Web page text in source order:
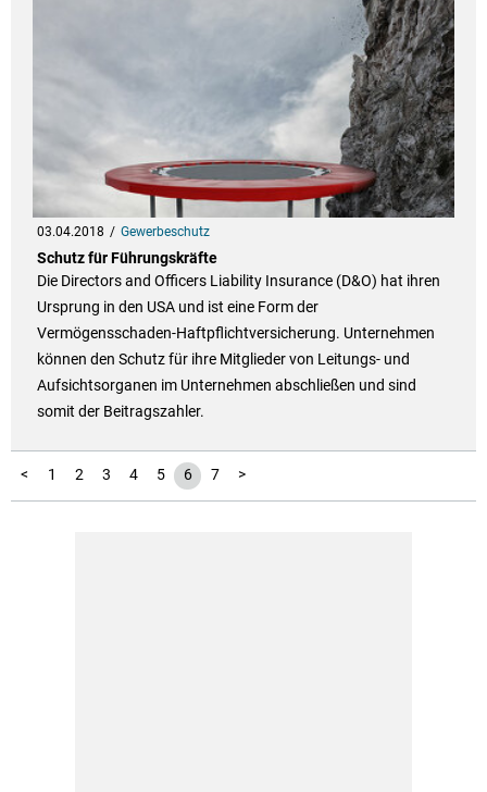
03.04.2018 Gewerbeschutz
Schutz für Führungskräfte
Die Directors and Officers Liability Insurance (D&O) hat ihren
Ursprung in den USA und ist eine Form der
Vermögensschaden-Haftpflichtversicherung. Unternehmen
können den Schutz für ihre Mitglieder von Leitungs- und
Aufsichtsorganen im Unternehmen abschließen und sind
somit der Beitragszahler.
< 1 2 3 4 5 6 7 >